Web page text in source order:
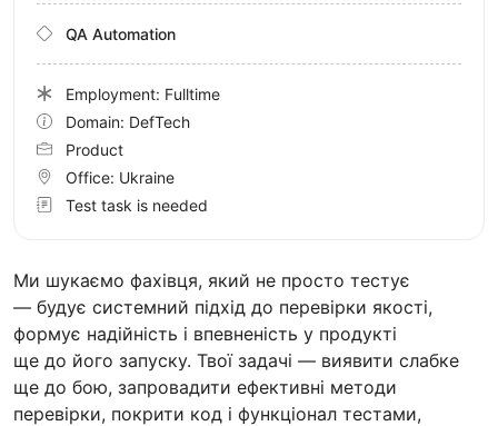
Ми шукаємо фахівця, який не просто тестує
— будує системний підхід до перевірки якості,
формує надійність і впевненість у продукті
ще до його запуску. Твої задачі — виявити слабке
ще до бою, запровадити ефективні методи
перевірки, покрити код і функціонал тестами,
QA Automation
Employment: Fulltime
Domain: DefTech
Product
Office: Ukraine
Test task is needed